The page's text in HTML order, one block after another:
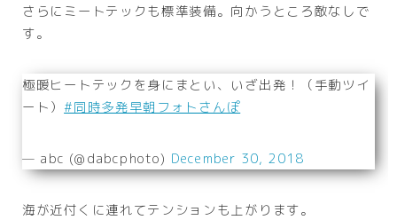
さらにミートテックも標準装備。向かうところ敵なしで
す。
極暖ヒートテックを身にまとい、いざ出発！（手動ツイ
ート）#同時多発早朝フォトさんぽ
— abc (@dabcphoto) December 30, 2018
海が近付くに連れてテンションも上がります。